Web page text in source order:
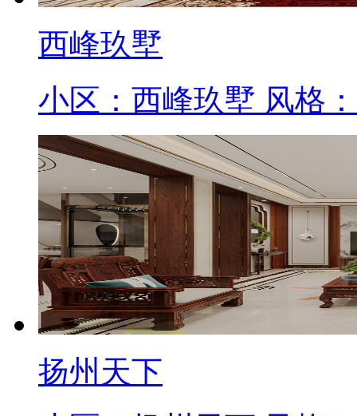
西峰玖墅
小区：西峰玖墅 风格
扬州天下